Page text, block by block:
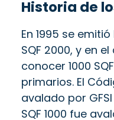
Historia de
En 1995 se
SQF 2000, y en
conocer 1000
primarios. El
avalado por
SQF 1000 fue